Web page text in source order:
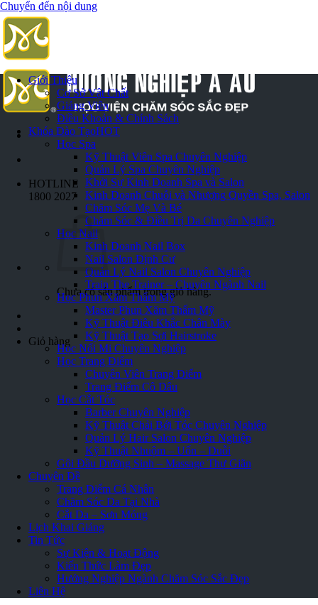
Chuyển đến nội dung
HOTLINE
1800 2027
Chưa có sản phẩm trong giỏ hàng.
Giỏ hàng
Giới Thiệu
Cơ Sở Vật Chất
Giảng Viên
Điều Khoản & Chính Sách
Khóa Đào TạoHOT
Học Spa
Kỹ Thuật Viên Spa Chuyên Nghiệp
Quản Lý Spa Chuyên Nghiệp
Khởi Sự Kinh Doanh Spa và Salon
Kinh Doanh Chuỗi và Nhượng Quyền Spa, Salon
Chăm Sóc Mẹ Và Bé
Chăm Sóc & Điều Trị Da Chuyên Nghiệp
Học Nail
Kinh Doanh Nail Box
Nail Salon Định Cư
Quản Lý Nail Salon Chuyên Nghiệp
Train The Trainer – Chuyên Ngành Nail
Học Phun Xăm Thẩm Mỹ
Master Phun Xăm Thẩm Mỹ
Kỹ Thuật Điêu Khắc Chân Mày
Kỹ Thuật Tạo Sợi Hairstroke
Học Nối Mi Chuyên Nghiệp
Học Trang Điểm
Chuyên Viên Trang Điểm
Trang Điểm Cô Dâu
Học Cắt Tóc
Barber Chuyên Nghiệp
Kỹ Thuật Chải Bới Tóc Chuyên Nghiệp
Quản Lý Hair Salon Chuyên Nghiệp
Kỹ Thuật Nhuộm – Uốn – Duỗi
Gội Đầu Dưỡng Sinh – Massage Thư Giãn
Chuyên Đề
Trang Điểm Cá Nhân
Chăm Sóc Da Tại Nhà
Cắt Da – Sơn Móng
Lịch Khai Giảng
Tin Tức
Sự Kiện & Hoạt Động
Kiến Thức Làm Đẹp
Hướng Nghiệp Ngành Chăm Sóc Sắc Đẹp
Liên Hệ